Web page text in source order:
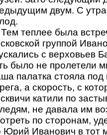
двум. С утра
теплее была
группой
с верховьев
было не пролетели
палатка стояла
а скорость, с
катили по
не давала им
по сторонам,
Юрий Иванович в тот